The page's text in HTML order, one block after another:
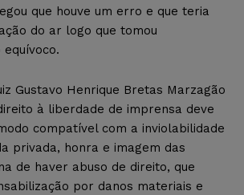
que houve um erro e que teria
do ar logo que tomou
Gustavo Henrique Bretas Marzagão
à liberdade de imprensa deve
compatível com a inviolabilidade
privada, honra e imagem das
de haver abuso de direito, que
por danos materiais e